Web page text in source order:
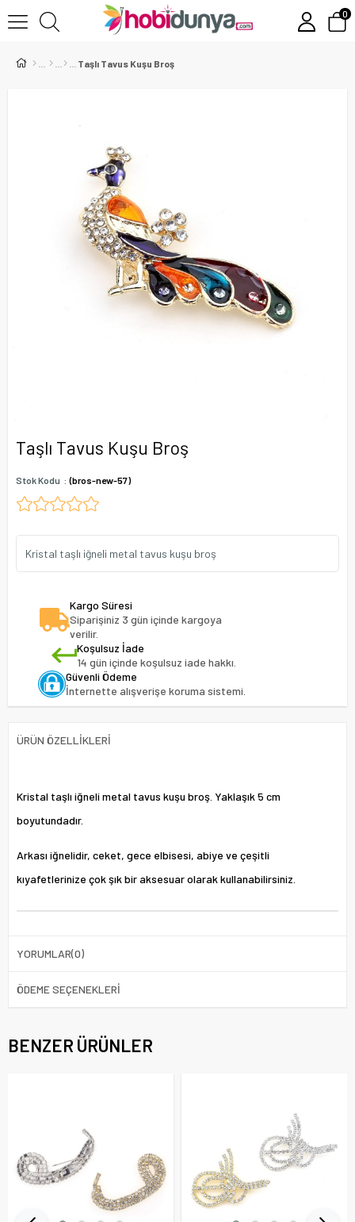
0
Taşlı Tavus Kuşu Broş
Taşlı Tavus Kuşu Broş
Stok Kodu (bros-new-57)
Kristal taşlı iğneli metal tavus kuşu broş
Kargo Süresi
Siparişiniz 3 gün içinde kargoya
verilir.
Koşulsuz İade
14 gün içinde koşulsuz iade hakkı.
Güvenli Ödeme
İnternette alışverişe koruma sistemi.
ÜRÜN ÖZELLIKLERI
Kristal taşlı iğneli metal tavus kuşu broş. Yaklaşık 5 cm
boyutundadır.
Arkası iğnelidir, ceket, gece elbisesi, abiye ve çeşitli
kıyafetlerinize çok şık bir aksesuar olarak kullanabilirsiniz.
YORUMLAR(0)
ÖDEME SEÇENEKLERI
BENZER ÜRÜNLER